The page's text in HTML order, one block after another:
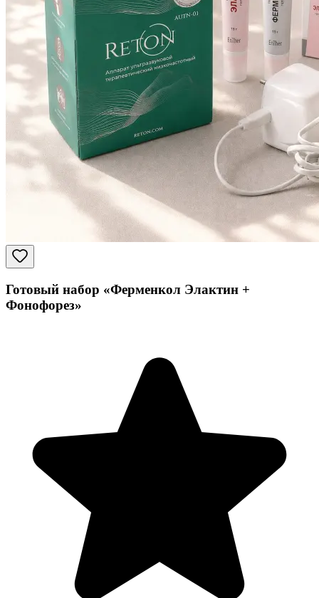
Готовый набор «Ферменкол Элактин +
Фонофорез»